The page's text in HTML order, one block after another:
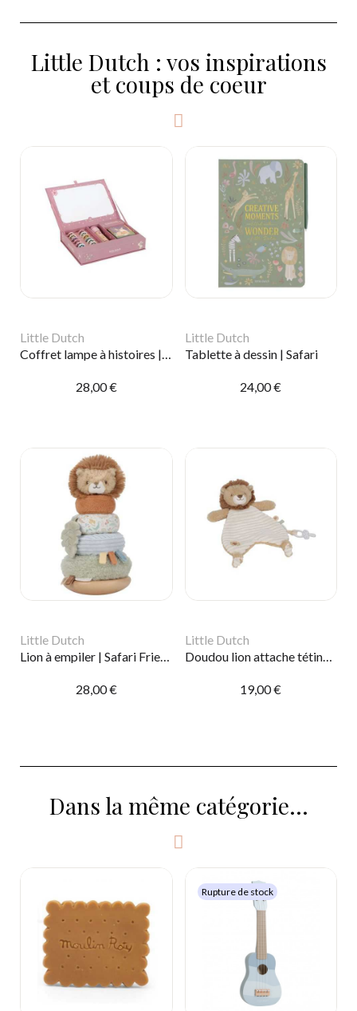
Little Dutch : vos inspirations
et coups de coeur
Little Dutch
Coffret lampe à histoires | Fairy garden
28,00 €
Little Dutch
Tablette à dessin | Safari
24,00 €
Little Dutch
28,00 €
Little Dutch
Doudou lion attache tétine | Safari Friends
19,00 €
Dans la même catégorie...
Rupture de stock